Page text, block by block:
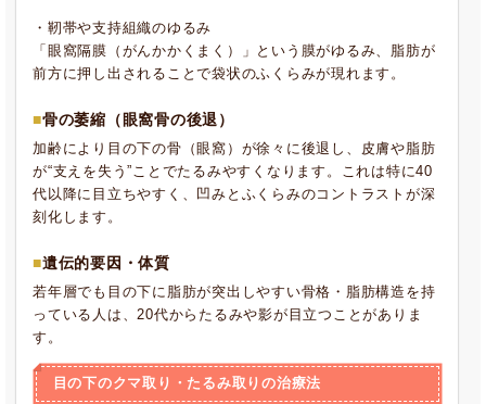
・靭帯や支持組織のゆるみ
「眼窩隔膜（がんかかくまく）」という膜がゆるみ、脂肪が
前方に押し出されることで袋状のふくらみが現れます。
骨の萎縮（眼窩骨の後退）
加齢により目の下の骨（眼窩）が徐々に後退し、皮膚や脂肪
が“支えを失う”ことでたるみやすくなります。これは特に40
代以降に目立ちやすく、凹みとふくらみのコントラストが深
刻化します。
遺伝的要因・体質
若年層でも目の下に脂肪が突出しやすい骨格・脂肪構造を持
っている人は、20代からたるみや影が目立つことがありま
す。
目の下のクマ取り・たるみ取りの治療法